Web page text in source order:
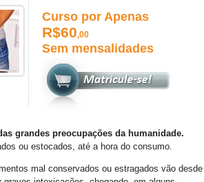
Curso por Apenas
R$60,00
Sem mensalidades
grandes preocupações da humanidade.
ou estocados, até a hora do consumo.
mal conservados ou estragados vão desde